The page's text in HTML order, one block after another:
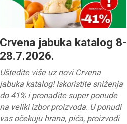
Crvena jabuka katalog 8-
28.7.2026.
Uštedite više uz novi Crvena
jabuka katalog! Iskoristite sniženja
do 41% i pronađite super ponude
na veliki izbor proizvoda. U ponudi
vas očekuju hrana, pića, proizvodi